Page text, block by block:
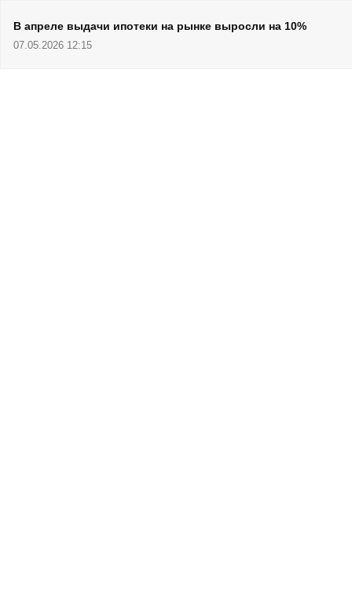
В апреле выдачи ипотеки на рынке выросли на 10%
07.05.2026 12:15